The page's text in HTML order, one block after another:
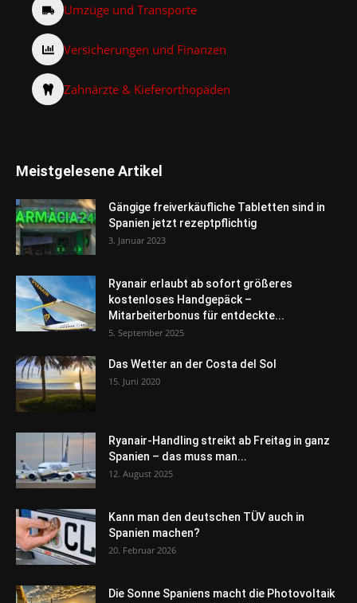
Umzüge und Transporte
Versicherungen und Finanzen
Zahnärzte & Kieferorthopäden
Meistgelesene Artikel
Gängige freiverkäufliche Tabletten sind in
Spanien jetzt rezeptpflichtig
3. Januar 2023
Ryanair erlaubt ab sofort größeres
kostenloses Handgepäck –
Mitarbeiterbonus für entdeckte...
5. September 2025
Das Wetter an der Costa del Sol
15. Juni 2020
Ryanair-Handling streikt ab Freitag in ganz
Spanien – das muss man...
12. August 2025
Kann man den deutschen TÜV auch in
Spanien machen?
20. Februar 2026
Die Sonne Spaniens macht die Photovoltaik